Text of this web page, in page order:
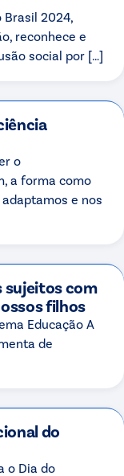
Brasil 2024,
reconhece e
social por […]
o
a forma como
e nos
sujeitos com
filhos
Educação A
de
do
o Dia do